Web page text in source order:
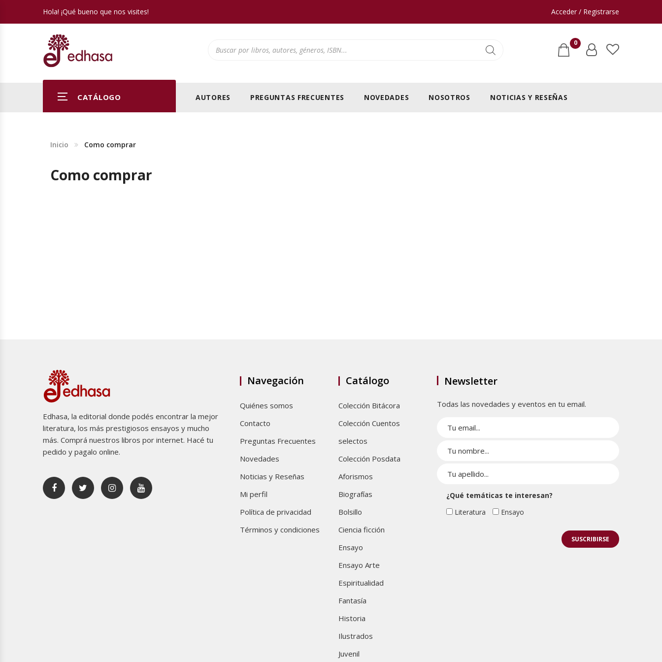
Hola! ¡Qué bueno que nos visites! Acceder / Registrarse
0
CATÁLOGO AUTORES PREGUNTAS FRECUENTES NOVEDADES NOSOTROS NOTICIAS Y RESEÑAS
Inicio Como comprar
Como comprar
Edhasa, la editorial donde podés encontrar la mejor
literatura, los más prestigiosos ensayos y mucho
más. Comprá nuestros libros por internet. Hacé tu
pedido y pagalo online.
Navegación
Quiénes somos
Contacto
Preguntas Frecuentes
Novedades
Noticias y Reseñas
Mi perfil
Política de privacidad
Términos y condiciones
Catálogo
Colección Bitácora
Colección Cuentos
selectos
Colección Posdata
Aforismos
Biografías
Bolsillo
Ciencia ficción
Ensayo
Ensayo Arte
Espiritualidad
Fantasía
Historia
Ilustrados
Juvenil
Newsletter
Todas las novedades y eventos en tu email.
¿Qué temáticas te interesan?
Literatura
Ensayo